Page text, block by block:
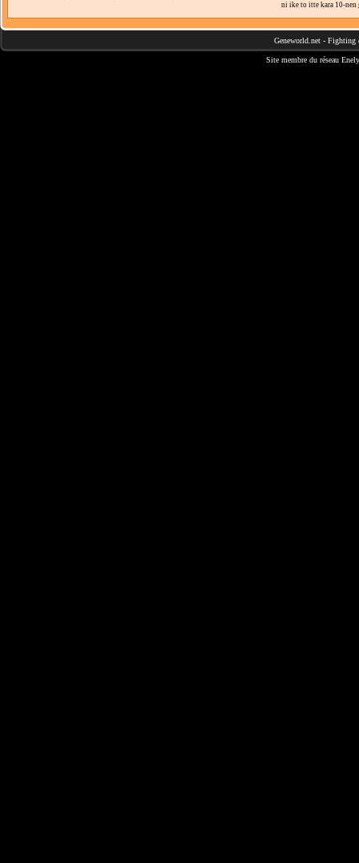
ni ike to itte kara 10-nen
Geneworld.net - Fighting
Site membre du réseau